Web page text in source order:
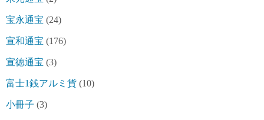
宝永通宝 (24)
宣和通宝 (176)
宣徳通宝 (3)
富士1銭アルミ貨 (10)
小冊子 (3)